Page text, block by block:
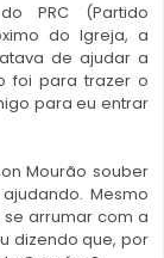
PRC (Partido
do Igreja, a
de ajudar a
foi para trazer o
para eu entrar
Mourão souber
Mesmo
arrumar com a
dizendo que, por